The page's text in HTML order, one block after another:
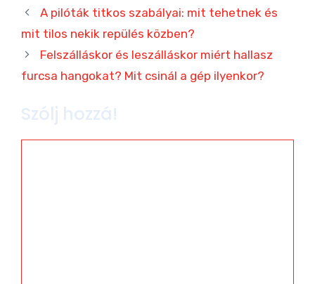
A pilóták titkos szabályai: mit tehetnek és
mit tilos nekik repülés közben?
Felszálláskor és leszálláskor miért hallasz
furcsa hangokat? Mit csinál a gép ilyenkor?
Szólj hozzá!